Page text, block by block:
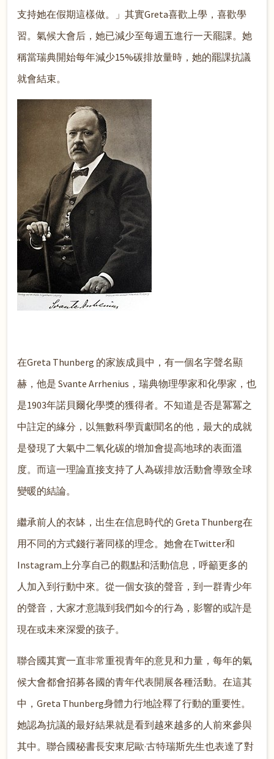
支持她在假期這樣做。」其實Greta喜歡上學，喜歡學
習。氣候大會后，她已減少至每週五進行一天罷課。她
稱當瑞典開始每年減少15%碳排放量時，她的罷課抗議
就會結束。
在Greta Thunberg 的家族成員中，有一個名字聲名顯
赫，他是 Svante Arrhenius，瑞典物理學家和化學家，也
是1903年諾貝爾化學獎的獲得者。不知道是否是冪冪之
中註定的緣分，以無數科學貢獻聞名的他，最大的成就
是發現了大氣中二氧化碳的增加會提高地球的表面溫
度。而這一理論直接支持了人為碳排放活動會導致全球
變暖的結論。
繼承前人的衣缽，出生在信息時代的 Greta Thunberg在
用不同的方式錢行著同樣的理念。她會在Twitter和
Instagram上分享自己的觀點和活動信息，呼籲更多的
人加入到行動中來。從一個女孩的聲音，到一群青少年
的聲音，大家才意識到我們如今的行為，影響的或許是
現在或未來深愛的孩子。
聯合國其實一直非常重視青年的意見和力量，每年的氣
候大會都會招募各國的青年代表開展各種活動。在這其
中，Greta Thunberg身體力行地詮釋了行動的重要性。
她認為抗議的最好結果就是看到越來越多的人前來參與
其中。聯合國秘書長安東尼歐·古特瑞斯先生也表達了對